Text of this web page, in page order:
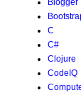
Blogger
C
C#
Clojure
CodeIQ